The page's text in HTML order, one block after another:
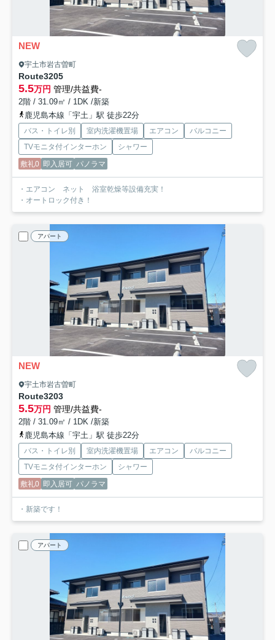
NEW
宇土市岩古曽町
Route3205
5.5万円 管理/共益費-
2階 / 31.09㎡ / 1DK /新築
鹿児島本線「宇土」駅 徒歩22分
バス・トイレ別 室内洗濯機置場 エアコン
バルコニー
TVモニタ付インターホン
シャワー
敷礼0 即入居可 パノラマ
・エアコン ネット 浴室乾燥等設備充実！
・オートロック付き！
アパート
NEW
宇土市岩古曽町
Route3203
5.5万円 管理/共益費-
2階 / 31.09㎡ / 1DK /新築
鹿児島本線「宇土」駅 徒歩22分
バス・トイレ別 室内洗濯機置場 エアコン
バルコニー
TVモニタ付インターホン
シャワー
敷礼0 即入居可 パノラマ
・新築です！
アパート